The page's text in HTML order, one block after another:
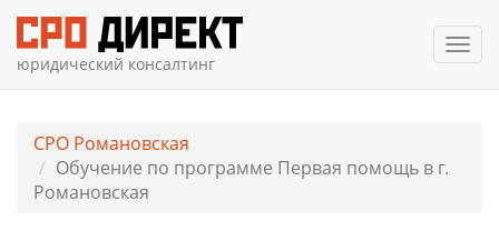
юридический консалтинг
СРО Романовская
Обучение по программе Первая помощь в г.
Романовская